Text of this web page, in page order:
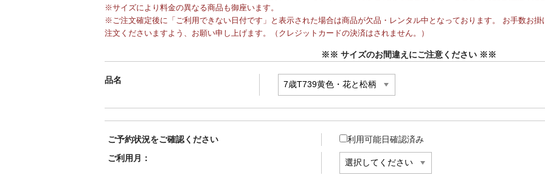
※サイズにより料金の異なる商品も御座います。
※ご注文確定後に「ご利用できない日付です」と表示された場合は商品が欠品・レンタル中となっております。 お手数お
注文くださいますよう、お願い申し上げます。（クレジットカードの決済はされません。）
※※ サイズのお間違えにご注意ください ※※
品名
ご予約状況をご確認ください
利用可能日確認済み
ご利用月：